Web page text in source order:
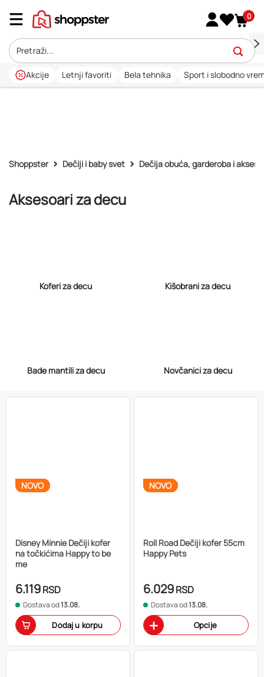
0
Akcije Letnji favoriti Bela tehnika Sport i slobodno
Shoppster Dečiji i baby svet Dečija obuća, garderoba i
Aksesoari za decu
Koferi za decu Kišobrani za decu
Bade mantili za decu Novčanici za decu
NOVO
Disney Minnie Dečiji kofer
na točkićima Happy to be
me
6.119RSD
Dostava od13.08.
Dodaj u korpu
NOVO
Roll Road Dečiji kofer 55cm
Happy Pets
6.029RSD
Dostava od13.08.
Opcije